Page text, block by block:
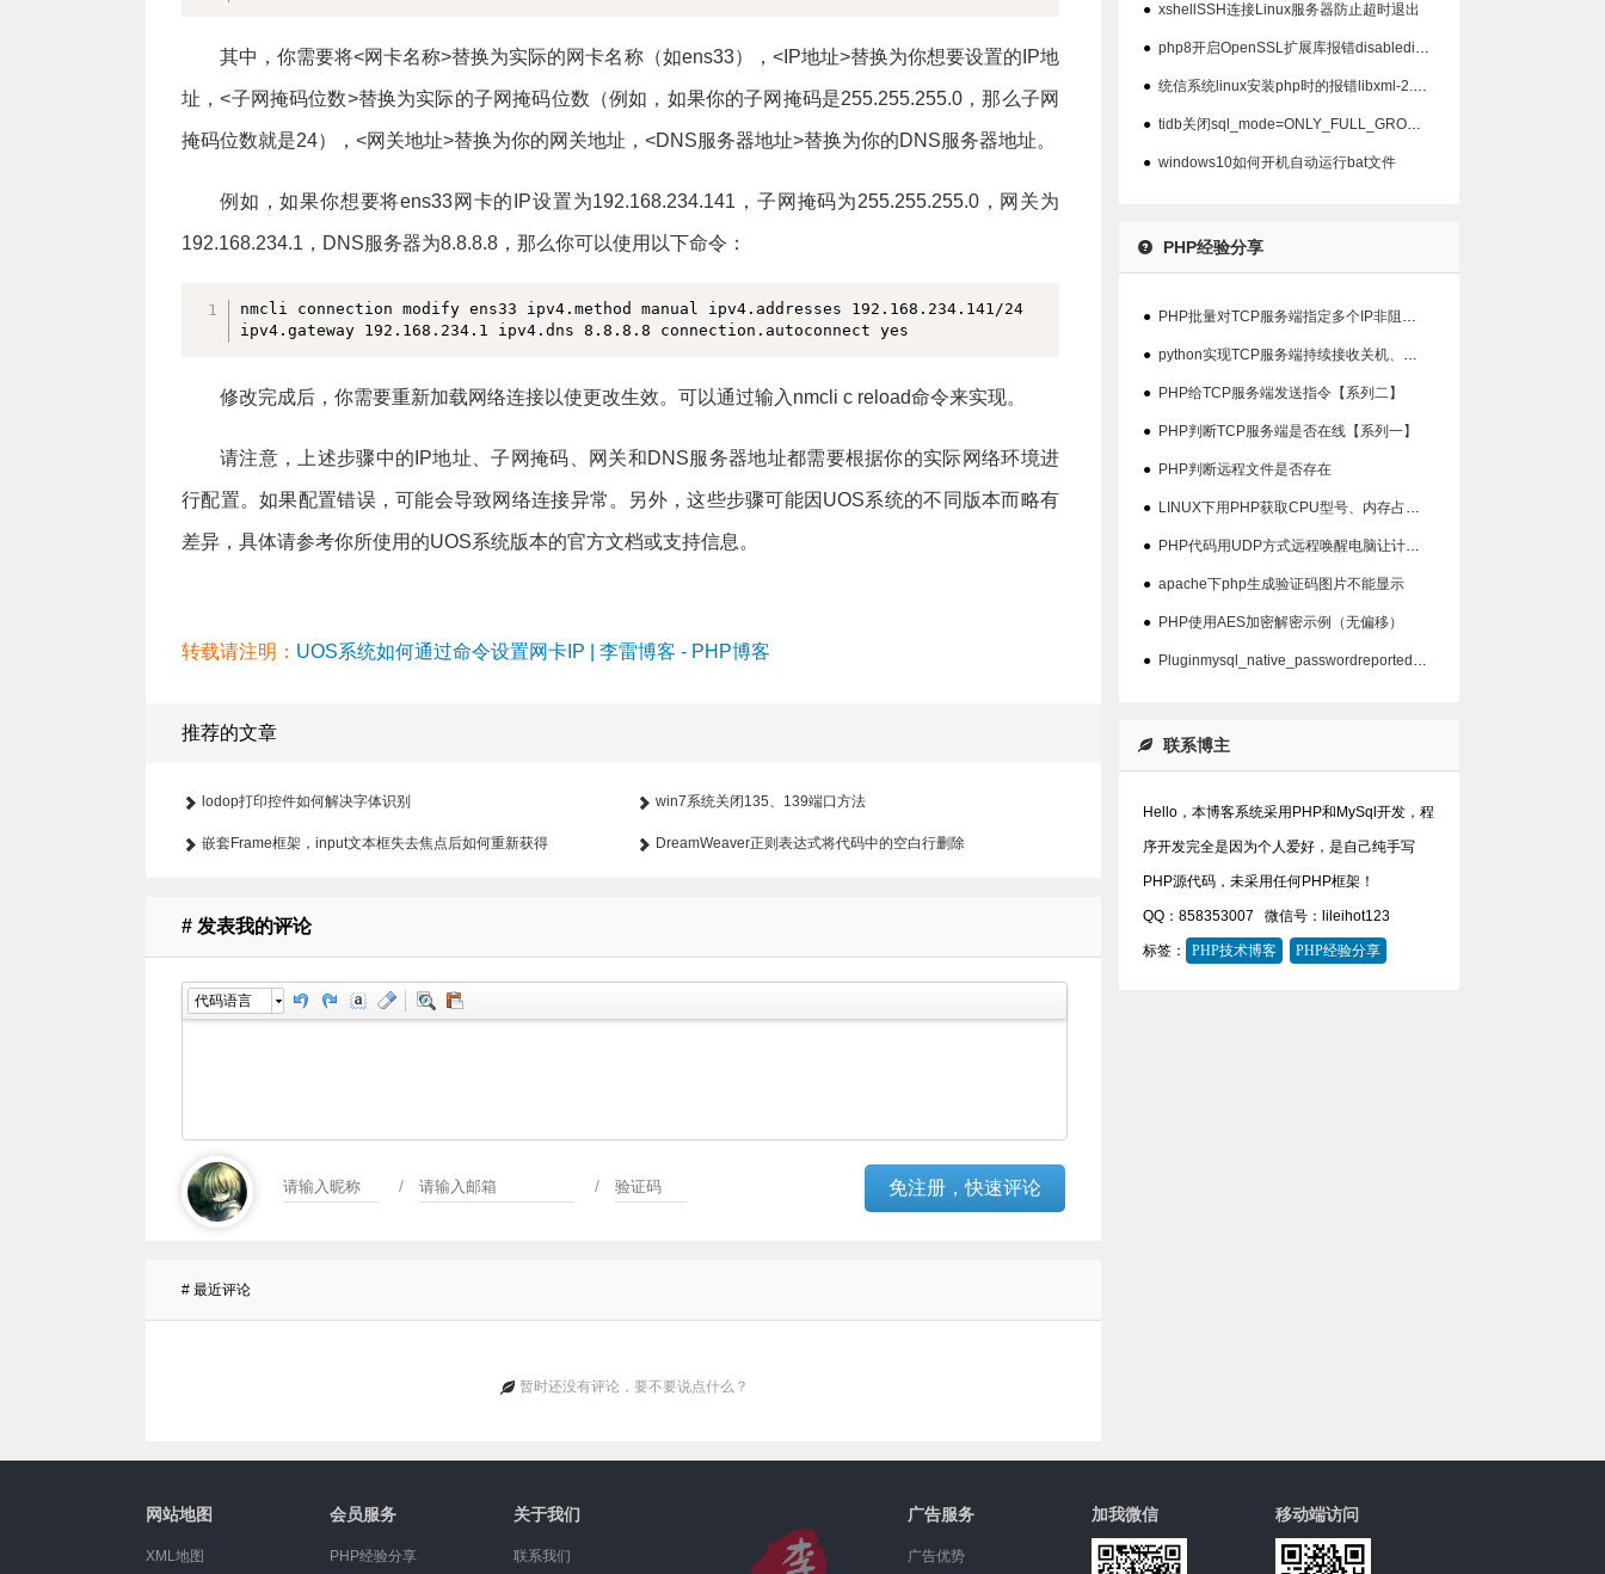
其中，你需要将<网卡名称>替换为实际的网卡名称（如ens33），<IP地址>替换为你想要设置的IP地
址，<子网掩码位数>替换为实际的子网掩码位数（例如，如果你的子网掩码是255.255.255.0，那么子网
掩码位数就是24），<网关地址>替换为你的网关地址，<DNS服务器地址>替换为你的DNS服务器地址。
例如，如果你想要将ens33网卡的IP设置为192.168.234.141，子网掩码为255.255.255.0，网关为
192.168.234.1，DNS服务器为8.8.8.8，那么你可以使用以下命令：
nmcli connection modify ens33 ipv4.method manual ipv4.addresses 192.168.234.141/24
ipv4.gateway 192.168.234.1 ipv4.dns 8.8.8.8 connection.autoconnect yes
复制
修改完成后，你需要重新加载网络连接以使更改生效。可以通过输入nmcli c reload命令来实现。
请注意，上述步骤中的IP地址、子网掩码、网关和DNS服务器地址都需要根据你的实际网络环境进
行配置。如果配置错误，可能会导致网络连接异常。另外，这些步骤可能因UOS系统的不同版本而略有
差异，具体请参考你所使用的UOS系统版本的官方文档或支持信息。
转载请注明： UOS系统如何通过命令设置网卡IP | 李雷博客 - PHP博客
推荐的文章
lodop打印控件如何解决字体识别 win7系统关闭135、139端口方法
嵌套Frame框架，input文本框失去焦点后如何重新获得 DreamWeaver正则表达式将代码中的空白行删除
# 发表我的评论
代码语言
/ /
# 最近评论
暂时还没有评论，要不要说点什么？
● xshellSSH连接Linux服务器防止超时退出
● php8开启OpenSSL扩展库报错disabledinstallext
● 统信系统linux安装php时的报错libxml-2.0>=2.7.6
● tidb关闭sql_mode=ONLY_FULL_GROUP_BY模式
● windows10如何开机自动运行bat文件
PHP经验分享
● PHP批量对TCP服务端指定多个IP非阻塞检查在线状态
● python实现TCP服务端持续接收关机、重启指令并输出结果【系列三】
● PHP给TCP服务端发送指令【系列二】
● PHP判断TCP服务端是否在线【系列一】
● PHP判断远程文件是否存在
● LINUX下用PHP获取CPU型号、内存占用、硬盘占用等信息代码
● PHP代码用UDP方式远程唤醒电脑让计算机开机
● apache下php生成验证码图片不能显示
● PHP使用AES加密解密示例（无偏移）
● Pluginmysql_native_passwordreported:''mysql_native_password'isdeprecate问题
联系博主
Hello，本博客系统采用PHP和MySql开发，程
序开发完全是因为个人爱好，是自己纯手写
PHP源代码，未采用任何PHP框架！
QQ：858353007 微信号：lileihot123
标签： PHP技术博客 PHP经验分享
网站地图
XML地图
会员服务
PHP经验分享
关于我们
联系我们
广告服务
广告优势
加我微信 移动端访问